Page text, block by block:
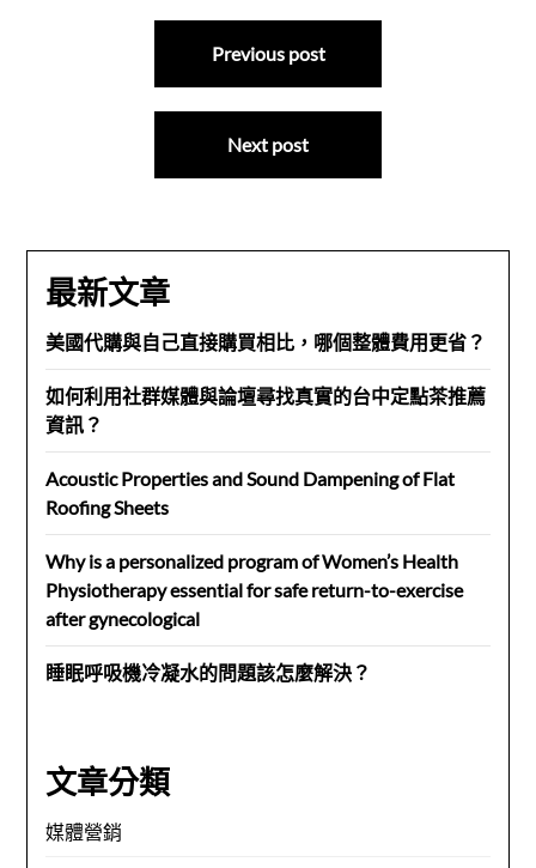
Previous post
Next post
最新文章
美國代購與自己直接購買相比，哪個整體費用更省？
如何利用社群媒體與論壇尋找真實的台中定點茶推薦
資訊？
Acoustic Properties and Sound Dampening of Flat
Roofing Sheets
Why is a personalized program of Women’s Health
Physiotherapy essential for safe return-to-exercise
after gynecological
睡眠呼吸機冷凝水的問題該怎麼解決？
文章分類
媒體營銷